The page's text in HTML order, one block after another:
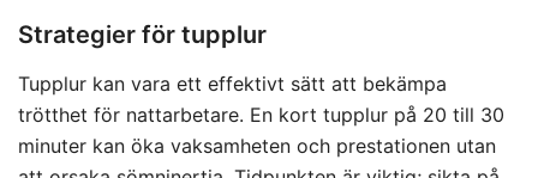
Strategier för tupplur
Tupplur kan vara ett effektivt sätt att bekämpa
trötthet för nattarbetare. En kort tupplur på 20 till 30
minuter kan öka vaksamheten och prestationen utan